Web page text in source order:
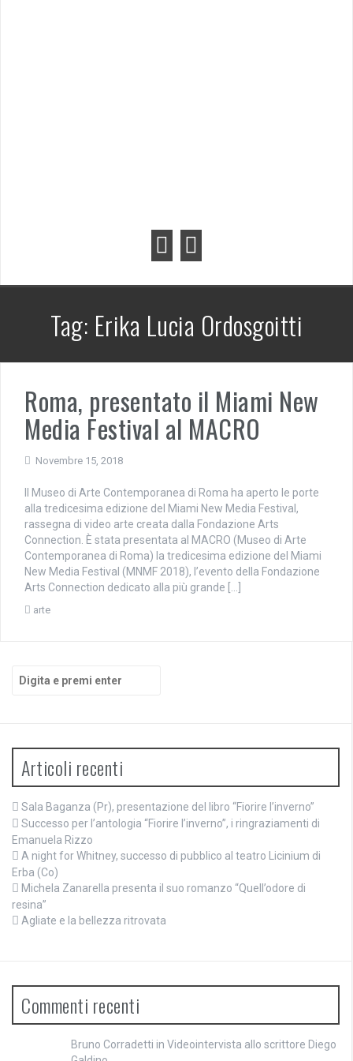
Tag: Erika Lucia Ordosgoitti
Roma, presentato il Miami New
Media Festival al MACRO
Novembre 15, 2018
Il Museo di Arte Contemporanea di Roma ha aperto le porte
alla tredicesima edizione del Miami New Media Festival,
rassegna di video arte creata dalla Fondazione Arts
Connection. È stata presentata al MACRO (Museo di Arte
Contemporanea di Roma) la tredicesima edizione del Miami
New Media Festival (MNMF 2018), l’evento della Fondazione
Arts Connection dedicato alla più grande […]
arte
Articoli recenti
Sala Baganza (Pr), presentazione del libro “Fiorire l’inverno”
Successo per l’antologia “Fiorire l’inverno”, i ringraziamenti di
Emanuela Rizzo
A night for Whitney, successo di pubblico al teatro Licinium di
Erba (Co)
Michela Zanarella presenta il suo romanzo “Quell’odore di
resina”
Agliate e la bellezza ritrovata
Commenti recenti
Bruno Corradetti in Videointervista allo scrittore Diego